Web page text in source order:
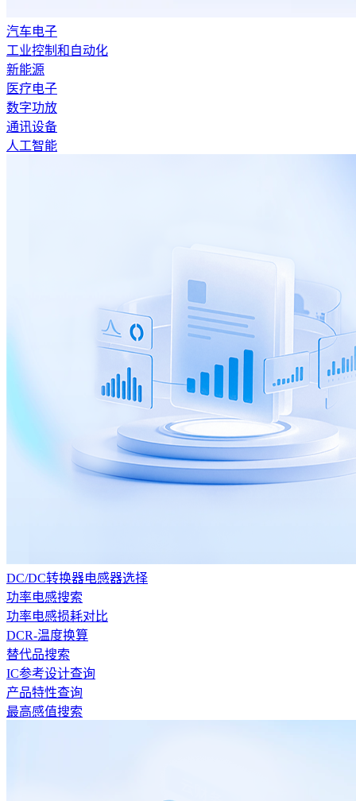
汽车电子
工业控制和自动化
新能源
医疗电子
数字功放
通讯设备
人工智能
DC/DC转换器电感器选择
功率电感搜索
功率电感损耗对比
DCR-温度换算
替代品搜索
IC参考设计查询
产品特性查询
最高感值搜索